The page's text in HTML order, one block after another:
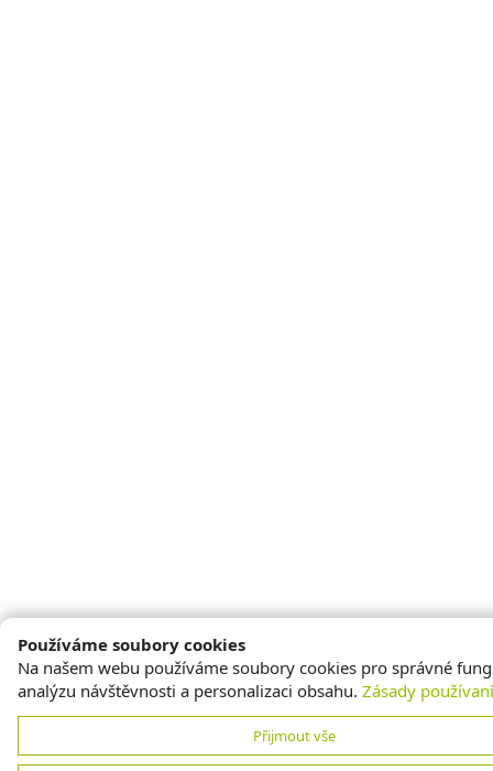
Používáme soubory cookies
Na našem webu používáme soubory cookies pro správné
analýzu návštěvnosti a personalizaci obsahu. Zásady používaní
Přijmout vše